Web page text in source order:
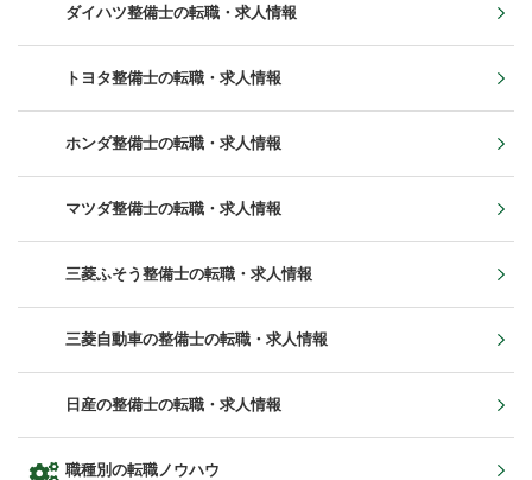
ダイハツ整備士の転職・求人情報
トヨタ整備士の転職・求人情報
ホンダ整備士の転職・求人情報
マツダ整備士の転職・求人情報
三菱ふそう整備士の転職・求人情報
三菱自動車の整備士の転職・求人情報
日産の整備士の転職・求人情報
職種別の転職ノウハウ